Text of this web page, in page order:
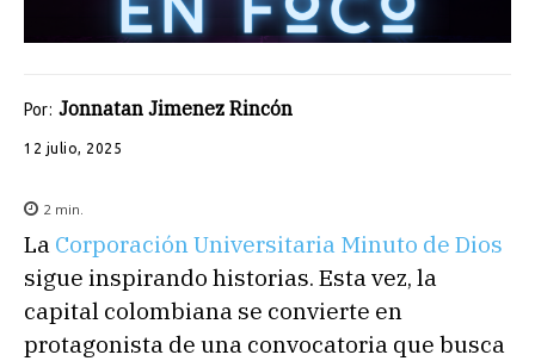
Por: Jonnatan Jimenez Rincón
12 julio, 2025
2 min.
La Corporación Universitaria Minuto de Dios
sigue inspirando historias. Esta vez, la
capital colombiana se convierte en
protagonista de una convocatoria que busca